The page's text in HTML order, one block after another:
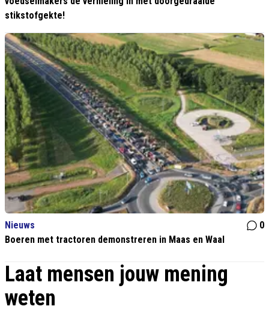
stikstofgekte!
Nieuws
0
Boeren met tractoren demonstreren in Maas en Waal
Laat mensen jouw mening
weten